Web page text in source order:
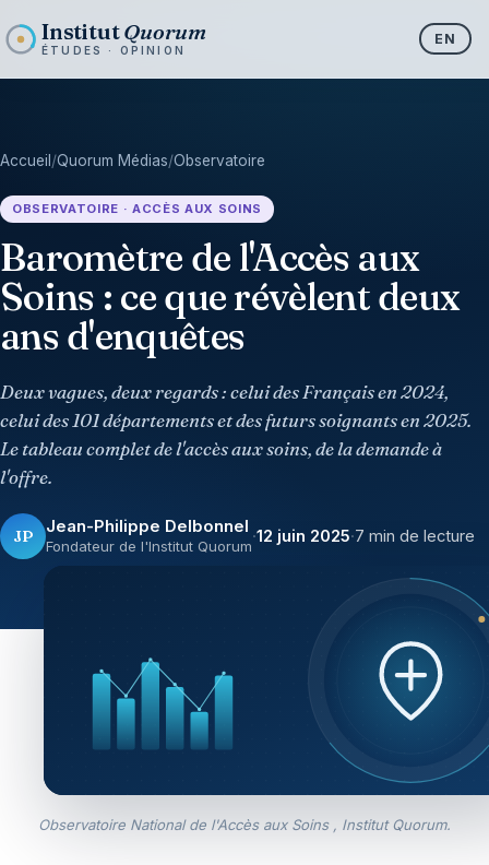
InstitutQuorum
ÉTUDES · OPINION
EN
Accueil /Quorum Médias/Observatoire
OBSERVATOIRE · ACCÈS AUX SOINS
Baromètre de l'Accès aux
Soins : ce que révèlent deux
ans d'enquêtes
Deux vagues, deux regards : celui des Français en 2024,
celui des 101 départements et des futurs soignants en 2025.
Le tableau complet de l'accès aux soins, de la demande à
l'offre.
JP Jean-Philippe Delbonnel
Fondateur de l'Institut Quorum
·12 juin 2025·7 min de lecture
Observatoire National de l'Accès aux Soins , Institut Quorum.